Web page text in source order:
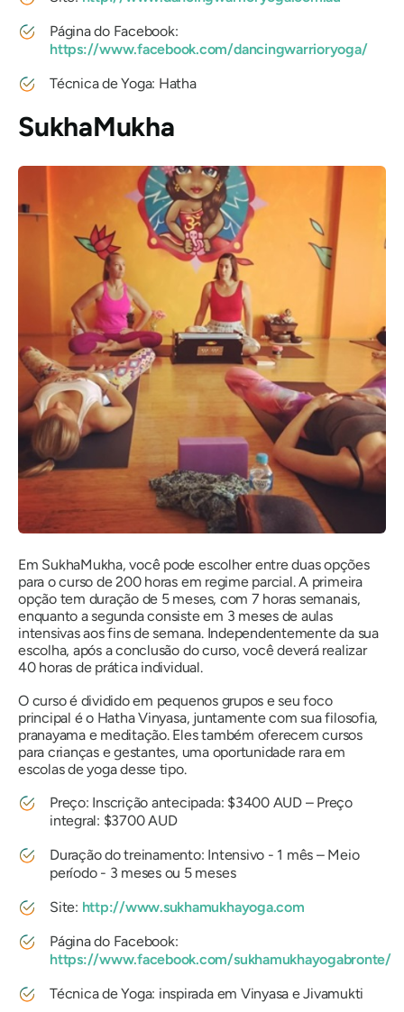
Página do Facebook:
https://www.facebook.com/dancingwarrioryoga/
Técnica de Yoga: Hatha
SukhaMukha
Em SukhaMukha, você pode escolher entre duas opções
para o curso de 200 horas em regime parcial. A primeira
opção tem duração de 5 meses, com 7 horas semanais,
enquanto a segunda consiste em 3 meses de aulas
intensivas aos fins de semana. Independentemente da sua
escolha, após a conclusão do curso, você deverá realizar
40 horas de prática individual.
O curso é dividido em pequenos grupos e seu foco
principal é o Hatha Vinyasa, juntamente com sua filosofia,
pranayama e meditação. Eles também oferecem cursos
para crianças e gestantes, uma oportunidade rara em
escolas de yoga desse tipo.
Preço: Inscrição antecipada: $3400 AUD – Preço
integral: $3700 AUD
Duração do treinamento: Intensivo - 1 mês – Meio
período - 3 meses ou 5 meses
Site: http://www.sukhamukhayoga.com
Página do Facebook:
https://www.facebook.com/sukhamukhayogabronte/
Técnica de Yoga: inspirada em Vinyasa e Jivamukti